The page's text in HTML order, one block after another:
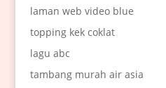
laman web video blue
topping kek coklat
lagu abc
tambang murah air asia